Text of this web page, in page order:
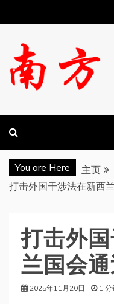
至
You are Here 主页
打击外国干涉法在新西
打击外
兰国会通
2025年11月20日 1